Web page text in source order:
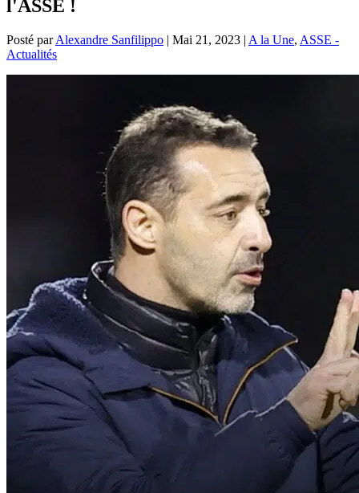
l'ASSE !
Posté parAlexandre Sanfilippo | Mai 21, 2023 | A la Une, ASSE -
Actualités